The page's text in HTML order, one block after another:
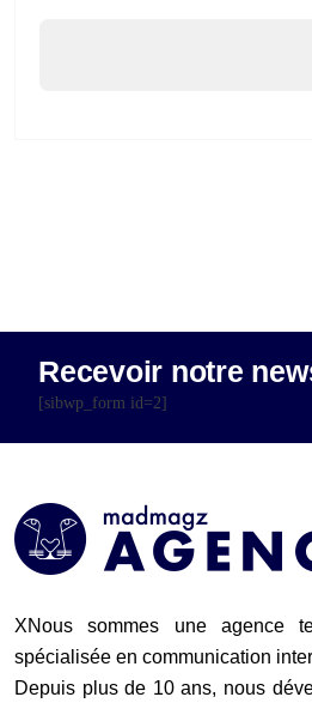
Recevoir notre
[sibwp_form id=2]
XNous sommes une agence
spécialisée en communication
Depuis plus de 10 ans, nous